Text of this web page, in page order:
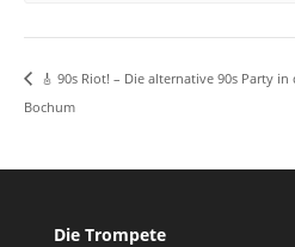
🎸 90s Riot! – Die alternative 90s Party
Bochum
Die Trompete